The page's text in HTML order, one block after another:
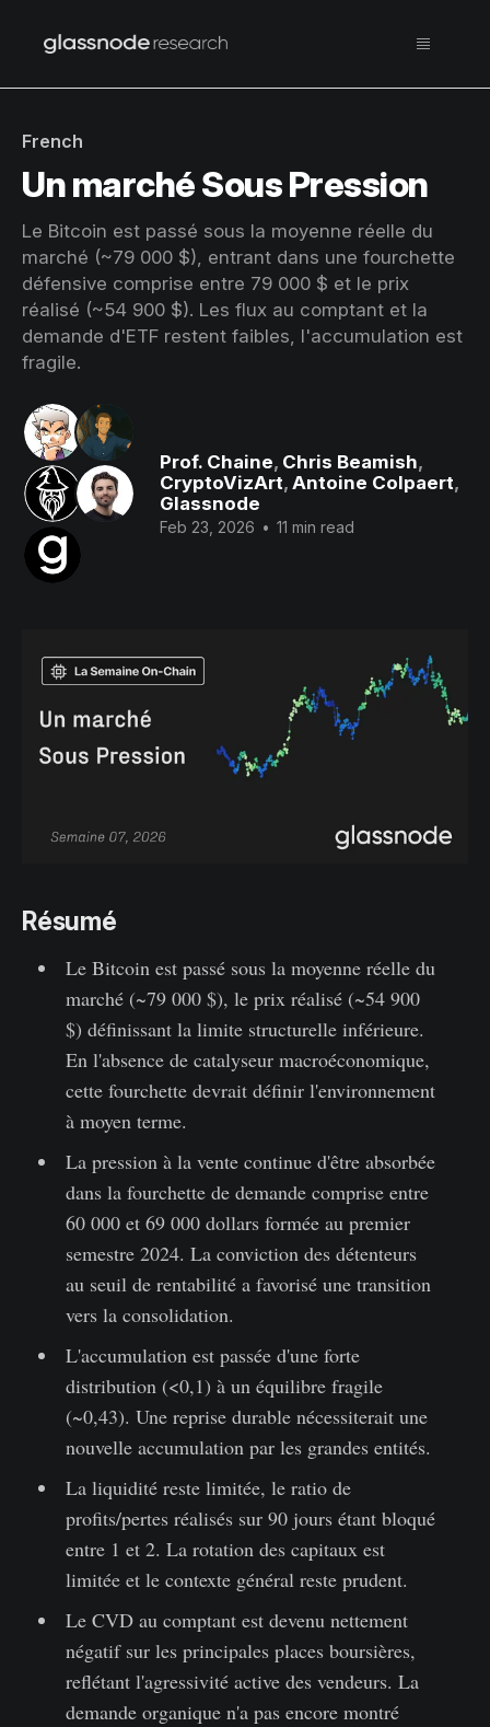
French
Un marché Sous Pression
Le Bitcoin est passé sous la moyenne réelle du
marché (~79 000 $), entrant dans une fourchette
défensive comprise entre 79 000 $ et le prix
réalisé (~54 900 $). Les flux au comptant et la
demande d'ETF restent faibles, l'accumulation est
fragile.
Prof. Chaine, Chris Beamish,
CryptoVizArt,Antoine Colpaert,
Glassnode
Feb 23, 2026 • 11 min read
Résumé
Le Bitcoin est passé sous la moyenne réelle du
marché (~79 000 $), le prix réalisé (~54 900
$) définissant la limite structurelle inférieure.
En l'absence de catalyseur macroéconomique,
cette fourchette devrait définir l'environnement
à moyen terme.
La pression à la vente continue d'être absorbée
dans la fourchette de demande comprise entre
60 000 et 69 000 dollars formée au premier
semestre 2024. La conviction des détenteurs
au seuil de rentabilité a favorisé une transition
vers la consolidation.
L'accumulation est passée d'une forte
distribution (<0,1) à un équilibre fragile
(~0,43). Une reprise durable nécessiterait une
nouvelle accumulation par les grandes entités.
La liquidité reste limitée, le ratio de
profits/pertes réalisés sur 90 jours étant bloqué
entre 1 et 2. La rotation des capitaux est
limitée et le contexte général reste prudent.
Le CVD au comptant est devenu nettement
négatif sur les principales places boursières,
reflétant l'agressivité active des vendeurs. La
demande organique n'a pas encore montré